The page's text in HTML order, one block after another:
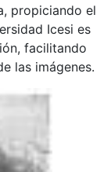
propiciando el
Icesi es
facilitando
las imágenes.